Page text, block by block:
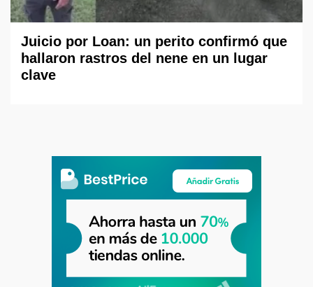
Juicio por Loan: un perito confirmó que
hallaron rastros del nene en un lugar
clave